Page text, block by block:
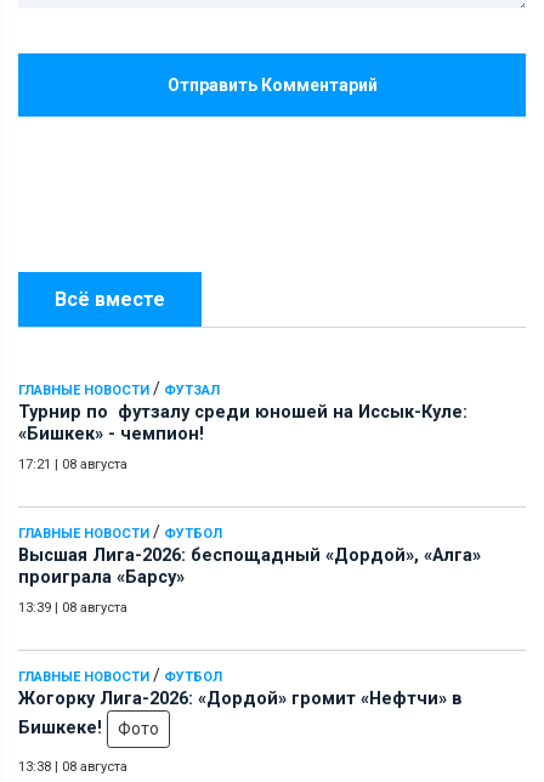
Всё вместе
ГЛАВНЫЕ НОВОСТИ / ФУТЗАЛ
Турнир по футзалу среди юношей на Иссык-Куле:
«Бишкек» - чемпион!
17:21 | 08 августа
ГЛАВНЫЕ НОВОСТИ / ФУТБОЛ
Высшая Лига-2026: беспощадный «Дордой», «Алга»
проиграла «Барсу»
13:39 | 08 августа
ГЛАВНЫЕ НОВОСТИ / ФУТБОЛ
Жогорку Лига-2026: «Дордой» громит «Нефтчи» в
Бишкеке!
Фото
13:38 | 08 августа
Отправить Комментарий